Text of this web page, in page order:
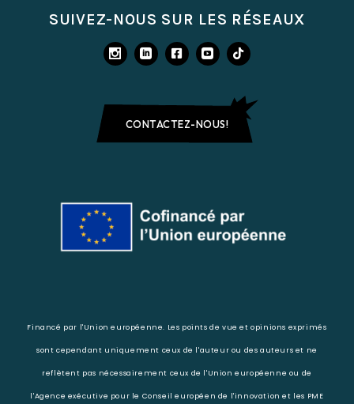
SUIVEZ-NOUS SUR LES RÉSEAUX
CONTACTEZ-NOUS!
Financé par l'Union européenne. Les points de vue et opinions exprimés
sont cependant uniquement ceux de l'auteur ou des auteurs et ne
reflètent pas nécessairement ceux de l'Union européenne ou de
l'Agence exécutive pour le Conseil européen de l'innovation et les PME